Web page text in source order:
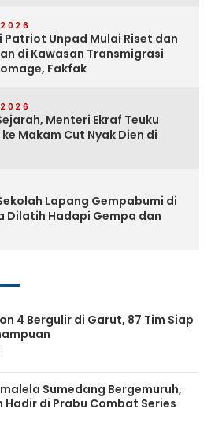
Patriot Unpad Mulai Riset dan
di Kawasan Transmigrasi
Fakfak
Menteri Ekraf Teuku
Makam Cut Nyak Dien di
Lapang Gempabumi di
Dilatih Hadapi Gempa dan
4 Bergulir di Garut, 87 Tim Siap
Sumedang Bergemuruh,
Hadir di Prabu Combat Series